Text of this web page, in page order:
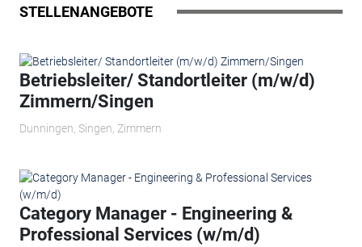
STELLENANGEBOTE
Betriebsleiter/ Standortleiter (m/w/d)
Zimmern/Singen
Dunningen, Singen, Zimmern
Category Manager - Engineering &
Professional Services (w/m/d)